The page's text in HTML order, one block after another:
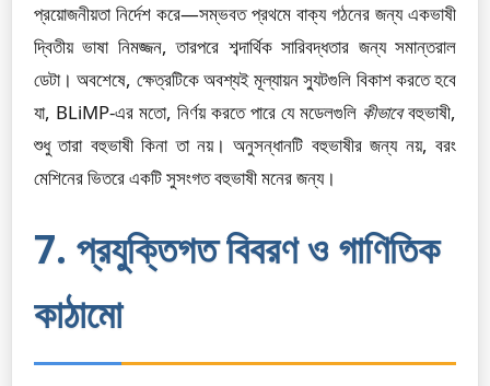
প্রয়োজনীয়তা নির্দেশ করে—সম্ভবত প্রথমে বাক্য গঠনের জন্য একভাষী
দ্বিতীয় ভাষা নিমজ্জন, তারপরে শব্দার্থিক সারিবদ্ধতার জন্য সমান্তরাল
ডেটা। অবশেষে, ক্ষেত্রটিকে অবশ্যই মূল্যায়ন স্যুটগুলি বিকাশ করতে হবে
যা, BLiMP-এর মতো, নির্ণয় করতে পারে যে মডেলগুলি কীভাবেবহুভাষী,
শুধু তারা বহুভাষী কিনা তা নয়। অনুসন্ধানটি বহুভাষীর জন্য নয়, বরং
মেশিনের ভিতরে একটি সুসংগত বহুভাষী মনের জন্য।
7. প্রযুক্তিগত বিবরণ ও গাণিতিক
কাঠামো